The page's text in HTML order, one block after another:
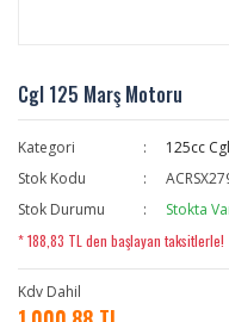
Cgl 125 Marş Motoru
Kategori
125cc Cgl
Stok Kodu
Stok Durumu
Stokta
* 188,83 TL den başlayan taksitlerle!
Kdv Dahil